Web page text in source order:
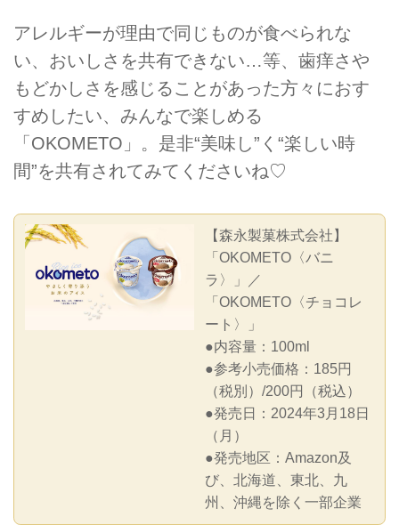
アレルギーが理由で同じものが食べられな
い、おいしさを共有できない…等、歯痒さや
もどかしさを感じることがあった方々におす
すめしたい、みんなで楽しめる
「OKOMETO」。是非“美味し”く“楽しい時
間”を共有されてみてくださいね♡
【森永製菓株式会社】
「OKOMETO〈バニ
ラ〉」／
「OKOMETO〈チョコレ
ート〉」
●内容量：100ml
●参考小売価格：185円
（税別）/200円（税込）
●発売日：2024年3月18日
（月）
●発売地区：Amazon及
び、北海道、東北、九
州、沖縄を除く一部企業